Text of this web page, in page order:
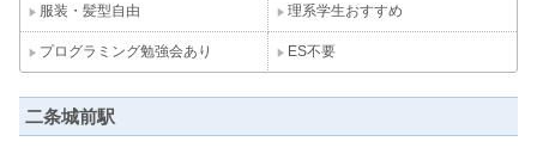
服装・髪型自由 理系学生おすすめ
プログラミング勉強会あり ES不要
二条城前駅